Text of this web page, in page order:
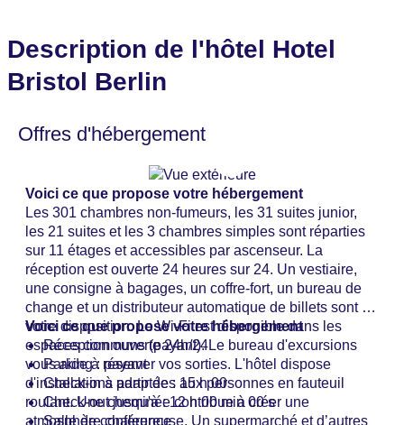
Description de l'hôtel Hotel
Bristol Berlin
Offres d'hébergement
Voici ce que propose votre hébergement
Les 301 chambres non-fumeurs, les 31 suites junior,
les 21 suites et les 3 chambres simples sont réparties
sur 11 étages et accessibles par ascenseur. La
réception est ouverte 24 heures sur 24. Un vestiaire,
une consigne à bagages, un coffre-fort, un bureau de
change et un distributeur automatique de billets sont à
votre disposition. Le Wi-Fi est disponible dans les
espaces communs (payant). Le bureau d'excursions
vous aide à réserver vos sorties. L'hôtel dispose
d'installations adaptées aux personnes en fauteuil
roulant. Une cheminée contribue à créer une
atmosphère chaleureuse. Un supermarché et d’autres
Voici ce que propose votre hébergement
Réception ouverte 24h/24
Parking : payant
Check-in à partir de : 15 h 00
Check-out jusqu'à : 12 h 00 min 00 s
Salle de conférence